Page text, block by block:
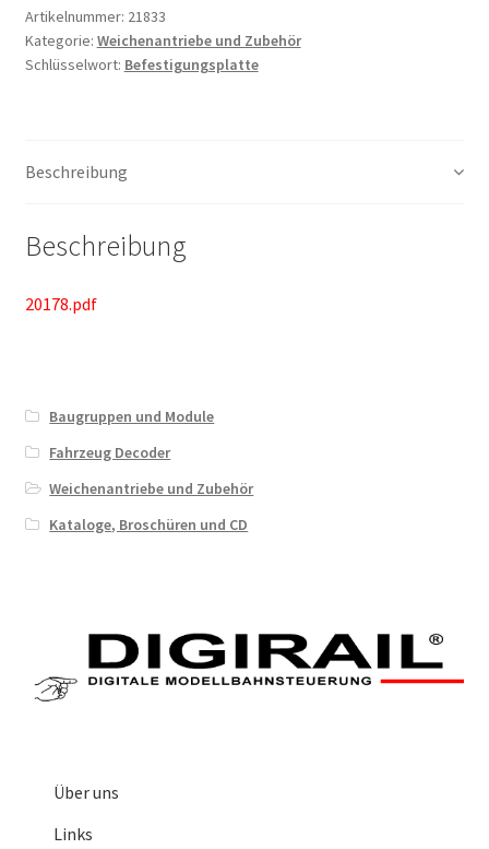
Artikelnummer: 21833
Kategorie: Weichenantriebe und Zubehör
Schlüsselwort: Befestigungsplatte
Beschreibung
Beschreibung
20178.pdf
Baugruppen und Module
Fahrzeug Decoder
Weichenantriebe und Zubehör
Kataloge, Broschüren und CD
Über uns
Links